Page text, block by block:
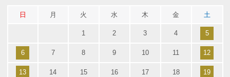
日 月 火 水 木 金 土
1 2 3 4 5
6 7 8 9 10 11 12
13 14 15 16 17 18 19